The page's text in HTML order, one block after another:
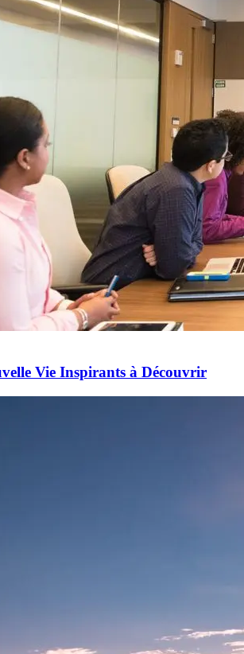
Vie Inspirants à Découvrir